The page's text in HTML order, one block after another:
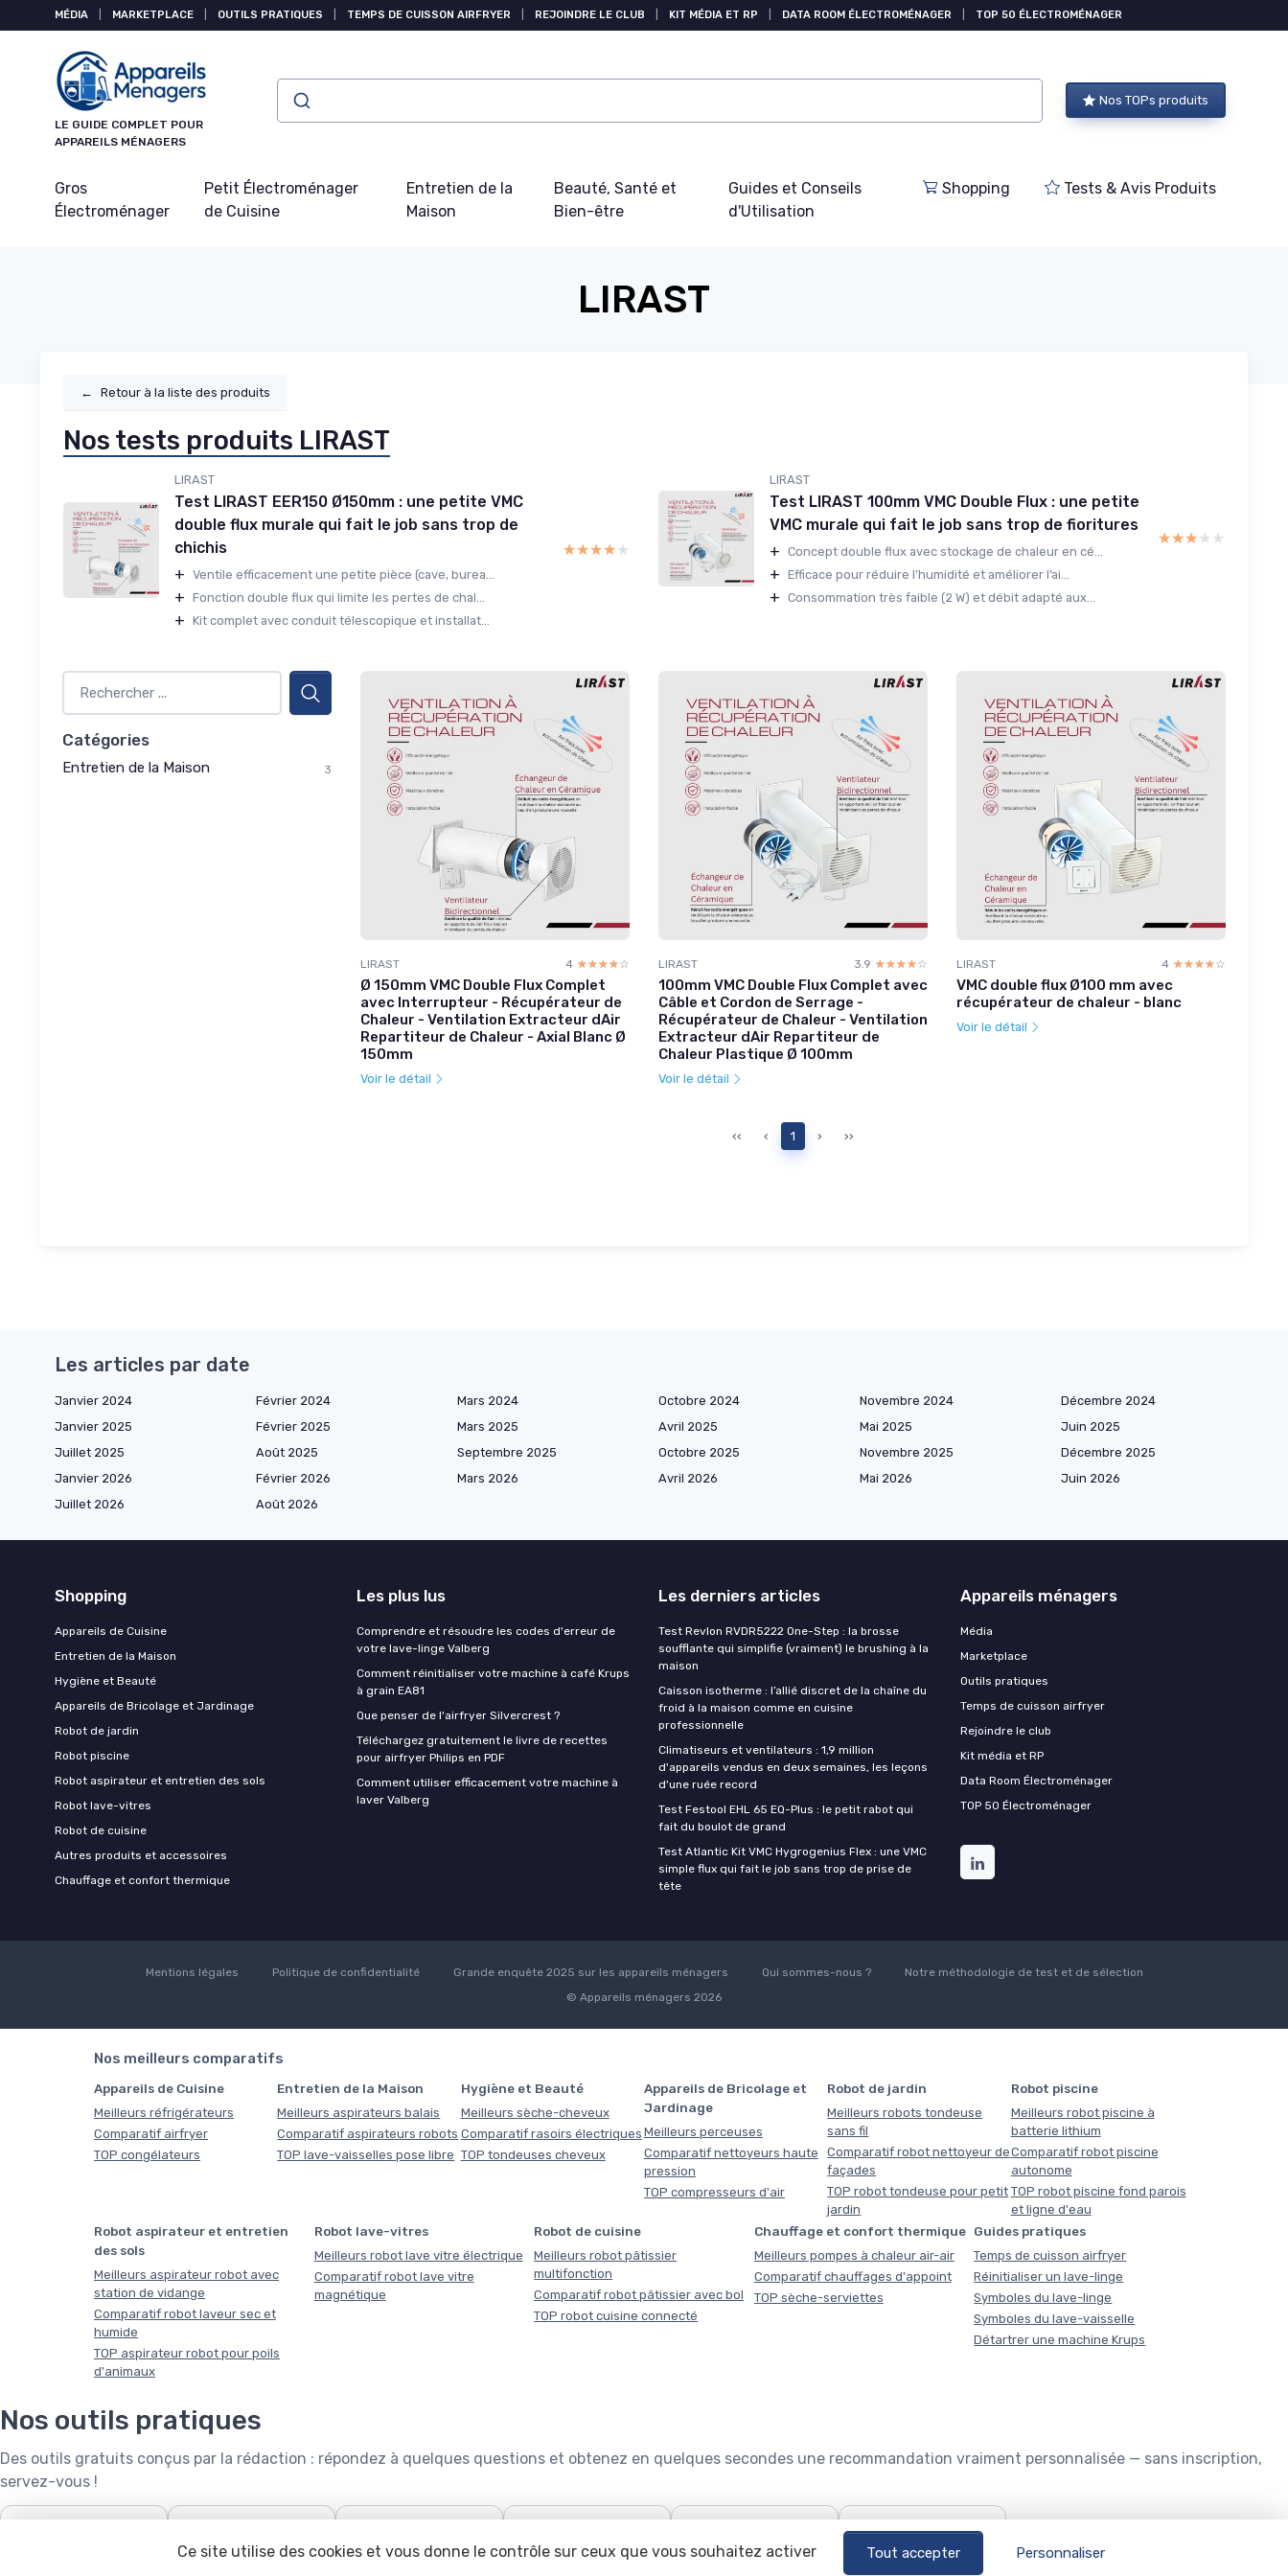
MÉDIA MARKETPLACE OUTILS PRATIQUES TEMPS DE CUISSON AIRFRYER REJOINDRE LE CLUB KIT MÉDIA ET RP DATA ROOM ÉLECTROMÉNAGER TOP 50 ÉLECTROMÉNAGER
LE GUIDE COMPLET POUR
APPAREILS MÉNAGERS
Nos TOPs produits
Gros
Électroménager
Petit Électroménager
de Cuisine
Entretien de la
Maison
Beauté, Santé et
Bien-être
Guides et Conseils
d'Utilisation
Shopping Tests & Avis Produits
LIRAST
← Retour à la liste des produits
Nos tests produits LIRAST
LIRAST
Test LIRAST EER150 Ø150mm : une petite VMC
double flux murale qui fait le job sans trop de
chichis
+ Ventile efficacement une petite pièce (cave, burea...
+ Fonction double flux qui limite les pertes de chal...
+ Kit complet avec conduit télescopique et installat...
★★★★★
★★★★★
LIRAST
Test LIRAST 100mm VMC Double Flux : une petite
VMC murale qui fait le job sans trop de fioritures
+ Concept double flux avec stockage de chaleur en cé...
+ Efficace pour réduire l’humidité et améliorer l’ai...
+ Consommation très faible (2 W) et débit adapté aux...
★★★★★
★★★★★
Catégories
Entretien de la Maison 3
LIRAST 4 ☆☆☆☆☆
★★★★★
Ø 150mm VMC Double Flux Complet
avec Interrupteur - Récupérateur de
Chaleur - Ventilation Extracteur dAir
Repartiteur de Chaleur - Axial Blanc Ø
150mm
Voir le détail
LIRAST 3.9 ☆☆☆☆☆
★★★★★
100mm VMC Double Flux Complet avec
Câble et Cordon de Serrage -
Récupérateur de Chaleur - Ventilation
Extracteur dAir Repartiteur de
Chaleur Plastique Ø 100mm
Voir le détail
LIRAST 4 ☆☆☆☆☆
★★★★★
VMC double flux Ø100 mm avec
récupérateur de chaleur - blanc
Voir le détail
‹‹ ‹ 1 › ››
Les articles par date
Janvier 2024 Février 2024 Mars 2024 Octobre 2024 Novembre 2024
Décembre 2024
Janvier 2025
Février 2025 Mars 2025 Avril 2025 Mai 2025
Juin 2025
Juillet 2025
Août 2025 Septembre 2025 Octobre 2025 Novembre 2025
Décembre 2025
Janvier 2026
Février 2026 Mars 2026 Avril 2026 Mai 2026
Juin 2026
Juillet 2026
Août 2026
Shopping
Appareils de Cuisine
Entretien de la Maison
Hygiène et Beauté
Appareils de Bricolage et Jardinage
Robot de jardin
Robot piscine
Robot aspirateur et entretien des sols
Robot lave-vitres
Robot de cuisine
Autres produits et accessoires
Chauffage et confort thermique
Les plus lus
Comprendre et résoudre les codes d'erreur de
votre lave-linge Valberg
Comment réinitialiser votre machine à café Krups
à grain EA81
Que penser de l'airfryer Silvercrest ?
Téléchargez gratuitement le livre de recettes
pour airfryer Philips en PDF
Comment utiliser efficacement votre machine à
laver Valberg
Les derniers articles
Test Revlon RVDR5222 One-Step : la brosse
soufflante qui simplifie (vraiment) le brushing à la
maison
Caisson isotherme : l’allié discret de la chaîne du
froid à la maison comme en cuisine
professionnelle
Climatiseurs et ventilateurs : 1,9 million
d'appareils vendus en deux semaines, les leçons
d'une ruée record
Test Festool EHL 65 EQ-Plus : le petit rabot qui
fait du boulot de grand
Test Atlantic Kit VMC Hygrogenius Flex : une VMC
simple flux qui fait le job sans trop de prise de
tête
Appareils ménagers
Média
Marketplace
Outils pratiques
Temps de cuisson airfryer
Rejoindre le club
Kit média et RP
Data Room Électroménager
TOP 50 Électroménager
Mentions légales Politique de confidentialité Grande enquête 2025 sur les appareils ménagers Qui sommes-nous ?
Notre méthodologie de test et de sélection
© Appareils ménagers 2026
Nos meilleurs comparatifs
Appareils de Cuisine
Meilleurs réfrigérateurs
Comparatif airfryer
TOP congélateurs
Entretien de la Maison
Meilleurs aspirateurs balais
Comparatif aspirateurs robots
TOP lave-vaisselles pose libre
Hygiène et Beauté
Meilleurs sèche-cheveux
Comparatif rasoirs électriques
TOP tondeuses cheveux
Appareils de Bricolage et
Jardinage
Meilleurs perceuses
Comparatif nettoyeurs haute
pression
TOP compresseurs d'air
Robot de jardin
Meilleurs robots tondeuse
sans fil
Comparatif robot nettoyeur de
façades
TOP robot tondeuse pour petit
jardin
Robot piscine
Meilleurs robot piscine à
batterie lithium
Comparatif robot piscine
autonome
TOP robot piscine fond parois
et ligne d'eau
Robot aspirateur et entretien
des sols
Meilleurs aspirateur robot avec
station de vidange
Comparatif robot laveur sec et
humide
TOP aspirateur robot pour poils
d'animaux
Robot lave-vitres
Meilleurs robot lave vitre électrique
Comparatif robot lave vitre
magnétique
Robot de cuisine
Meilleurs robot pâtissier
multifonction
Comparatif robot pâtissier avec bol
TOP robot cuisine connecté
Chauffage et confort thermique
Meilleurs pompes à chaleur air-air
Comparatif chauffages d'appoint
TOP sèche-serviettes
Guides pratiques
Temps de cuisson airfryer
Réinitialiser un lave-linge
Symboles du lave-linge
Symboles du lave-vaisselle
Détartrer une machine Krups
Nos outils pratiques
Des outils gratuits conçus par la rédaction : répondez à quelques questions et obtenez en quelques secondes une recommandation vraiment personnalisée — sans inscription,
servez-vous !
❄️ 🧺
Capacité de lave-linge
🌱
Robot tondeuse : le
🧹
Quel aspirateur choisir ?
🍽️
Configurateur lave-
🏊
Quel robot piscine ?
Panneau de gestion des cookies
Ce site utilise des cookies et vous donne le contrôle sur ceux que vous souhaitez activer Tout accepter Personnaliser